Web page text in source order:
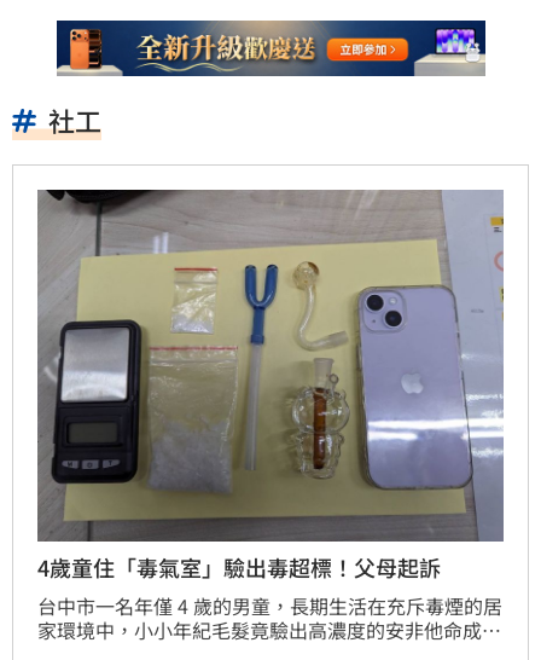
社工
4歲童住「毒氣室」驗出毒超標！父母起訴
台中市一名年僅 4 歲的男童，長期生活在充斥毒煙的居
家環境中，小小年紀毛髮竟驗出高濃度的安非他命成